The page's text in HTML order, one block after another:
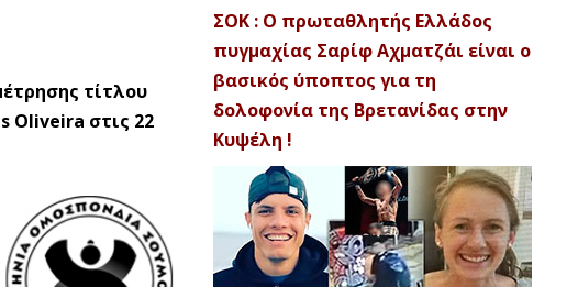
τίτλου
Oliveira στις 22
ΣΟΚ : Ο πρωταθλητής Ελλάδος
πυγμαχίας Σαρίφ Αχματζάι είναι ο
βασικός ύποπτος για τη
δολοφονία της Βρετανίδας στην
Κυψέλη !